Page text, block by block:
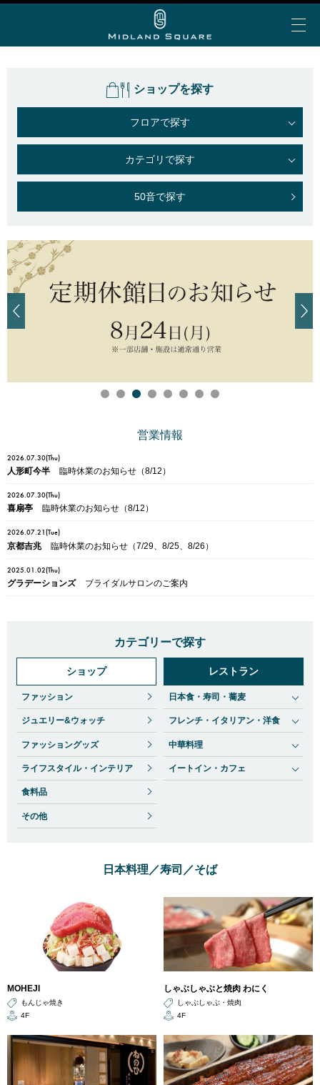
イベント＆トピックス
お知らせ
ビアガーデン
My Story vol.69 デジタ
ルブック
アトリウムコンサート
ミッドランド ランチ
ミッドランド 会食・接待
こだわりの手土産
ス
大人のブライダル
Web MyStory
ミッドランド スクエア プレミアムマガジンにWeb版
が登場しました！
からミッドランドを綴ってまいります。
ショップ＆レストランを探す
50音で探す
ショップ＆レストラン最新情報
ミッドランド スクエア シネマ
トヨタ自動車ショールーム
スカイプロムナード
スカイホールそら
ミッドランドホール・会議室
施設案内
ビル・コンセプト
展示アート
クリニック スクール
公共交通機関でお越しの方
車でお越しの方
空港からお越しの方
自転車でお越しの方
駐車場・駐輪場
駐車場・駐輪場
ご登録手順
会員利用規約
総合インフォメーション
取材・プレスリリース
その他お問い合わせ一覧
よくあるご質問
English 简体 繁體
ショップを探す
フロアで探す
カテゴリで探す
50音で探す
営業情報
2026.07.30(Thu)
人形町今半 臨時休業のお知らせ（8/12）
2026.07.30(Thu)
喜扇亭 臨時休業のお知らせ（8/12）
2026.07.21(Tue)
京都吉兆 臨時休業のお知らせ（7/29、8/25、8/26）
2025.01.02(Thu)
グラデーションズ ブライダルサロンのご案内
カテゴリーで探す
ショップ
ファッション
ジュエリー&ウォッチ
ファッショングッズ
ライフスタイル・インテリア
食料品
その他
レストラン
日本食・寿司・蕎麦
フレンチ・イタリアン・洋食
中華料理
イートイン・カフェ
日本料理／寿司／そば
MOHEJI
もんじゃ焼き
4F
しゃぶしゃぶと焼肉 わにく
しゃぶしゃぶ・焼肉
4F